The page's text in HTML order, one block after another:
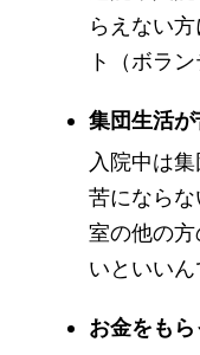
らえない
ト（ボラ
集団生活が
入院中は
苦になら
室の他の
いといいん
お金をも